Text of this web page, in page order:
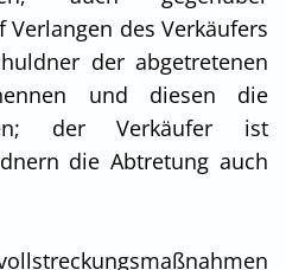
des Verkäufers
der abgetretenen
und diesen die
der Verkäufer ist
die Abtretung auch